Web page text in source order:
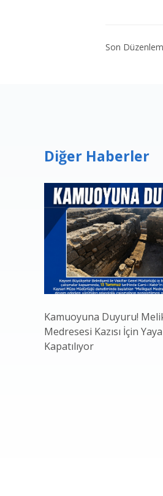
Son
Diğer Haberler
Kamuoyuna Duyuru!
Medresesi Kazısı İçin
Kapatılıyor